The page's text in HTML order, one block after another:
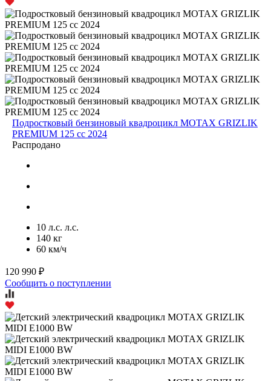
Подростковый бензиновый квадроцикл MOTAX GRIZLIK
PREMIUM 125 cc 2024
Распродано
10 л.с. л.с.
140 кг
60 км/ч
120 990 ₽
Сообщить о поступлении